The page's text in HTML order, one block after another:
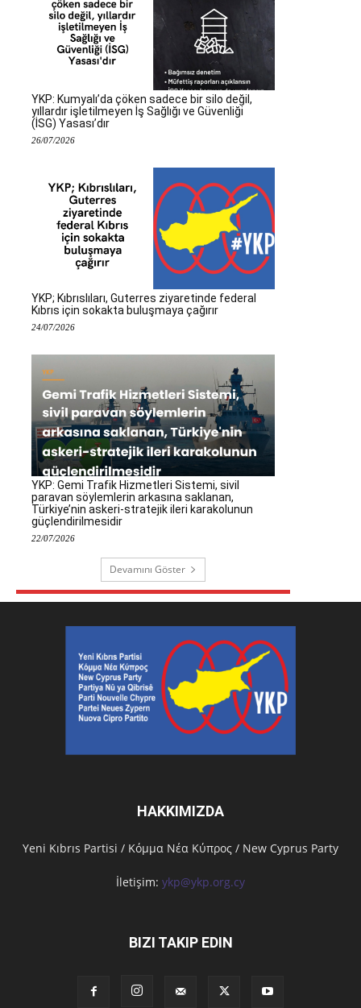
YKP: Kumyalı’da çöken sadece bir silo değil,
yıllardır işletilmeyen İş Sağlığı ve Güvenliği
(İSG) Yasası’dır
26/07/2026
YKP; Kıbrıslıları, Guterres ziyaretinde federal
Kıbrıs için sokakta buluşmaya çağırır
24/07/2026
YKP: Gemi Trafik Hizmetleri Sistemi, sivil
paravan söylemlerin arkasına saklanan,
Türkiye’nin askeri-stratejik ileri karakolunun
güçlendirilmesidir
22/07/2026
Devamını Göster
HAKKIMIZDA
Υeni Kıbrıs Partisi / Κόμμα Νέα Κύπρος / New Cyprus Party
İletişim: ykp@ykp.org.cy
BIZI TAKIP EDIN